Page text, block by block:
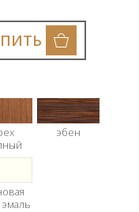
эбен
эмаль